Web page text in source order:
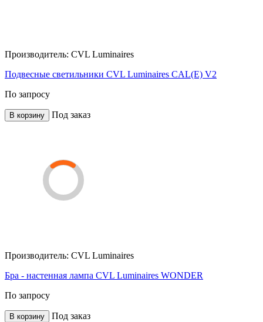
Производитель: CVL Luminaires
Подвесные светильники CVL Luminaires CAL(E) V2
По запросу
В корзину Под заказ
Производитель: CVL Luminaires
Бра - настенная лампа CVL Luminaires WONDER
По запросу
В корзину Под заказ